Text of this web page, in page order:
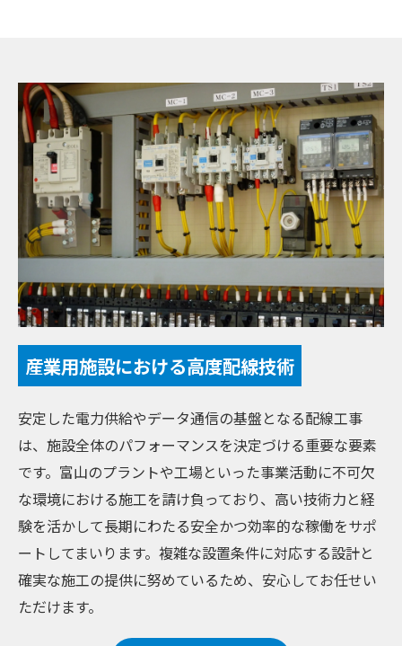
産業用施設における高度配線技術
安定した電力供給やデータ通信の基盤となる配線工事
は、施設全体のパフォーマンスを決定づける重要な要素
です。富山のプラントや工場といった事業活動に不可欠
な環境における施工を請け負っており、高い技術力と経
験を活かして長期にわたる安全かつ効率的な稼働をサポ
ートしてまいります。複雑な設置条件に対応する設計と
確実な施工の提供に努めているため、安心してお任せい
ただけます。